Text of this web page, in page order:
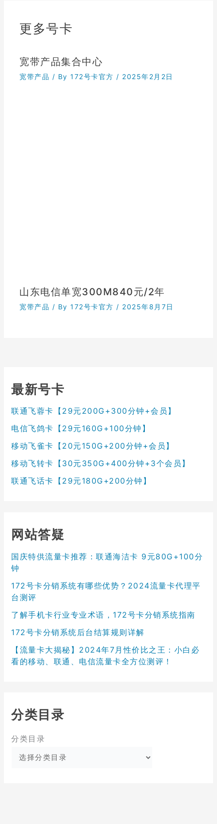
更多号卡
宽带产品集合中心
宽带产品 / By172号卡官方 / 2025年2月2日
山东电信单宽300M840元/2年
宽带产品 / By172号卡官方 / 2025年8月7日
最新号卡
联通飞蓉卡【29元200G+300分钟+会员】
电信飞鸽卡【29元160G+100分钟】
移动飞雀卡【20元150G+200分钟+会员】
移动飞转卡【30元350G+400分钟+3个会员】
联通飞话卡【29元180G+200分钟】
网站答疑
国庆特供流量卡推荐：联通海洁卡 9元80G+100分
钟
172号卡分销系统有哪些优势？2024流量卡代理平
台测评
了解手机卡行业专业术语，172号卡分销系统指南
172号卡分销系统后台结算规则详解
【流量卡大揭秘】2024年7月性价比之王：小白必
看的移动、联通、电信流量卡全方位测评！
分类目录
分类目录